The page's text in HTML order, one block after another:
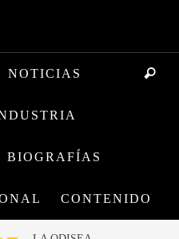
NOTICIAS
BIOGRAFÍAS
CONTENIDO